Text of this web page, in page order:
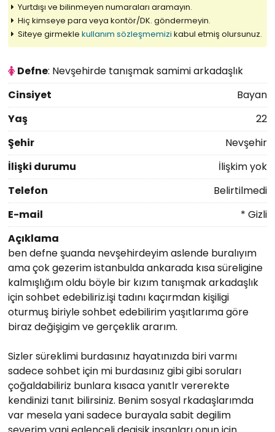
Yurtdışı ve bilinmeyen numaraları aramayın.
Hiç kimseye para veya kontör/DK. göndermeyin.
Siteye girmekle kullanım sözleşmemizi kabul etmiş olursunuz.
Defne: Nevşehirde tanışmak samimi arkadaşlık
Cinsiyet
Bayan
Yaş
22
Şehir
Nevşehir
İlişki durumu
İlişkim yok
Telefon
Belirtilmedi
E-mail
* Gizli
Açıklama
ben defne şuanda nevşehirdeyim aslende buralıyım
ama çok gezerim istanbulda ankarada kısa süreligine
kalmışlığım oldu böyle bir kızım tanışmak arkadaşlık
için sohbet edebiliriz.işi tadını kaçırmdan kişiligi
oturmuş biriyle sohbet edebilirim yaşıtlarıma göre
biraz değişigim ve gerçeklik ararım.
Sizler süreklimi burdasınız hayatınızda biri varmı
sadece sohbet için mi burdasınız gibi gibi soruları
çoğaldabiliriz bunlara kısaca yanıtlr vererekte
kendinizi tanıt bilirsiniz. Benim sosyal rkadaşlarımda
var mesela yani sadece burayala sabit degilim